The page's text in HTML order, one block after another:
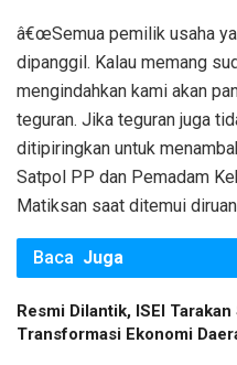
â€œSemua pemilik usaha
dipanggil. Kalau memang
mengindahkan kami akan
teguran. Jika teguran juga
ditipiringkan untuk
Satpol PP dan Pemadam
Matiksan saat ditemui
Baca Juga
Resmi Dilantik, ISEI
Transformasi Ekonomi